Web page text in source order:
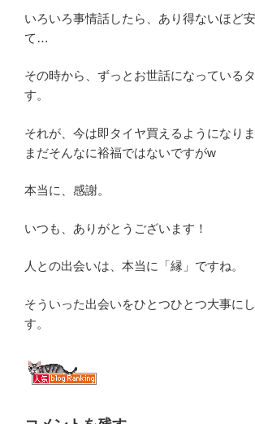
いろいろ事情話したら、あり得ないほど
て…
その時から、ずっとお世話になっている
す。
それが、今は即タイヤ買えるようになり
まだそんなに裕福ではないですがw
本当に、感謝。
いつも、ありがとうございます！
人との出会いは、本当に「縁」ですね。
そういった出会いをひとつひとつ大事に
す。